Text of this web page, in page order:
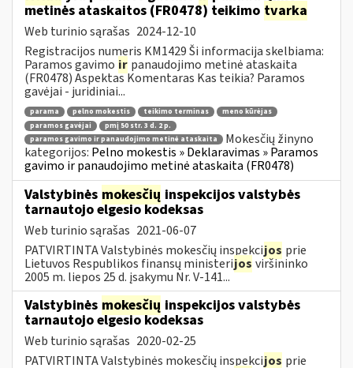
metinės ataskaitos (FR0478) teikimo tvarka
Web turinio sąrašas 2024-12-10
Registracijos numeris KM1429 Ši informacija skelbiama:
Paramos gavimo ir panaudojimo metinė ataskaita
(FR0478) Aspektas Komentaras Kas teikia? Paramos
gavėjai - juridiniai...
parama pelno mokestis teikimo terminas
meno kūrėjas
paramos gavėjai
pmį 50 str. 3 d. 2 p.
paramos gavimo ir panaudojimo metinė ataskaita
Mokesčių žinyno
kategorijos: Pelno mokestis » Deklaravimas » Paramos
gavimo ir panaudojimo metinė ataskaita (FR0478)
Valstybinės mokesčių inspekcijos valstybės
tarnautojo elgesio kodeksas
Web turinio sąrašas 2021-06-07
PATVIRTINTA Valstybinės mokesčių inspekcijos prie
Lietuvos Respublikos finansų ministerijos viršininko
2005 m. liepos 25 d. įsakymu Nr. V-141...
Valstybinės mokesčių inspekcijos valstybės
tarnautojo elgesio kodeksas
Web turinio sąrašas 2020-02-25
PATVIRTINTA Valstybinės mokesčių inspekcijos prie